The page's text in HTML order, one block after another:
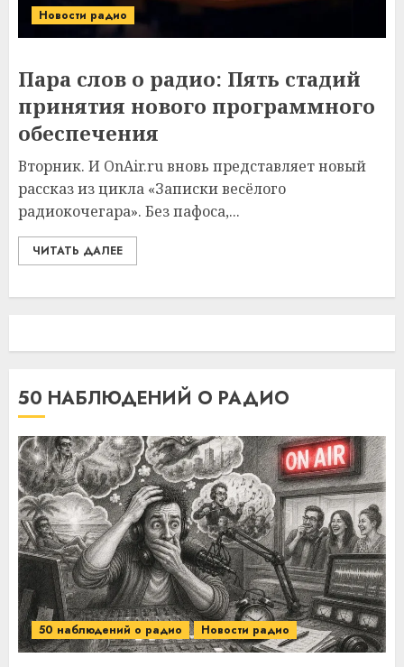
Новости радио
Пара слов о радио: Пять стадий
принятия нового программного
обеспечения
Вторник. И OnAir.ru вновь представляет новый
рассказ из цикла «Записки весёлого
радиокочегара». Без пафоса,...
ЧИТАТЬ ДАЛЕЕ
50 НАБЛЮДЕНИЙ О РАДИО
50 наблюдений о радио Новости радио